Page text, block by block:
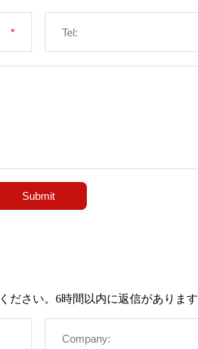
ださい。6時間以内に返信がありま